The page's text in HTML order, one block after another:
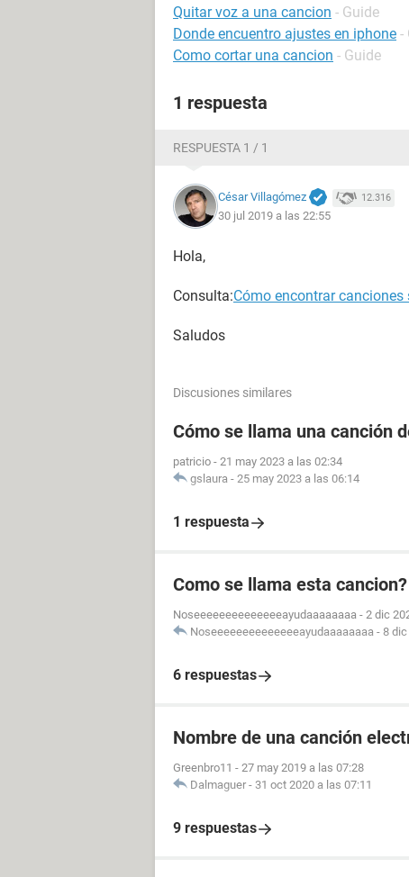
Quitar voz a una cancion - Guide
Donde encuentro ajustes en iphone -
Como cortar una cancion - Guide
1 respuesta
RESPUESTA 1 / 1
César Villagómez 12.316
30 jul 2019 a las 22:55
Hola,
Consulta:Cómo encontrar
Saludos
Discusiones similares
Cómo se llama una canción
patricio - 21 may 2023 a las 02:34
gslaura - 25 may 2023 a las 06:14
1 respuesta
Como se llama esta
Noseeeeeeeeeeeeeeayudaaaaaaaa - 2 dic
Noseeeeeeeeeeeeeeayudaaaaaaaa - 8 dic
6 respuestas
Nombre de una canción
Greenbro11 - 27 may 2019 a las 07:28
Dalmaguer - 31 oct 2020 a las 07:11
9 respuestas